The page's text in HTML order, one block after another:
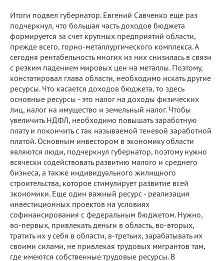
Итоги подвел губернатор. Евгений Савченко еще раз
подчеркнул, что большая часть доходов бюджета
формируется за счет крупных предприятий области,
прежде всего, горно-металлургического комплекса. А
сегодня рентабельность многих из них снизилась в связи
с резким падением мировых цен на металлы. Поэтому,
констатировал глава области, необходимо искать другие
ресурсы. Что касается доходов бюджета, то здесь
основные ресурсы - это налог на доходы физических
лиц, налог на имущество и земельный налог. Чтобы
увеличить НДФЛ, необходимо повышать заработную
плату и покончить с так называемой теневой заработной
платой. Основным инвестором в экономику области
являются люди, подчеркнул губернатор, поэтому нужно
всячески содействовать развитию малого и среднего
бизнеса, а также индивидуального жилищного
строительства, которое стимулирует развитие всей
экономики. Еще один важный ресурс - реализация
инвестиционных проектов на условиях
софинансирования с федеральным бюджетом. Нужно,
во-первых, привлекать деньги в область, во-вторых,
тратить их у себя в области, в-третьих, зарабатывать их
своими силами, не привлекая трудовых мигрантов там,
где имеются собственные трудовые ресурсы. В